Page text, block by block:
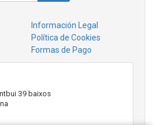
Información Legal
Política de Cookies
Formas de Pago
39 baixos